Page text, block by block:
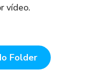
vídeo.
Folder